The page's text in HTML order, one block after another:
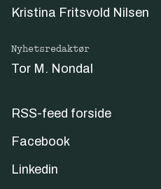
Kristina Fritsvold Nilsen
Nyhetsredaktør
Tor M. Nondal
RSS-feed forside
Facebook
Linkedin